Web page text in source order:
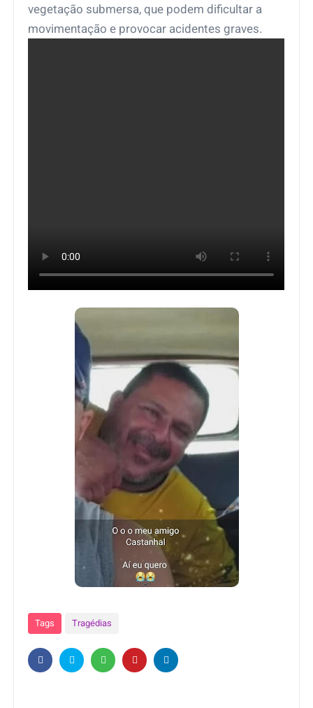
vegetação submersa, que podem dificultar a
movimentação e provocar acidentes graves.
Tags Tragédias